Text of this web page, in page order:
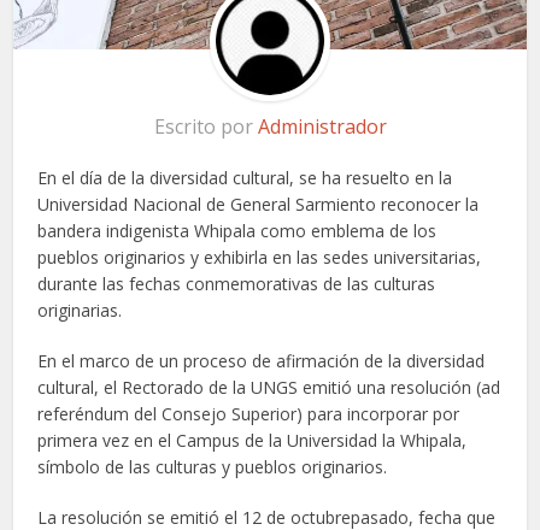
Escrito porAdministrador
En el día de la diversidad cultural, se ha resuelto en la
Universidad Nacional de General Sarmiento reconocer la
bandera indigenista Whipala como emblema de los
pueblos originarios y exhibirla en las sedes universitarias,
durante las fechas conmemorativas de las culturas
originarias.
En el marco de un proceso de afirmación de la diversidad
cultural, el Rectorado de la UNGS emitió una resolución (ad
referéndum del Consejo Superior) para incorporar por
primera vez en el Campus de la Universidad la Whipala,
símbolo de las culturas y pueblos originarios.
La resolución se emitió el 12 de octubrepasado, fecha que